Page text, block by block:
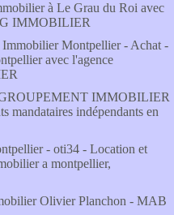
à Le Grau du Roi avec
IMMOBILIER
Immobilier Montpellier - Achat -
avec l'agence
IMMOBILIER
mandataires indépendants en
- oti34 - Location et
a montpellier,
Olivier Planchon - MAB